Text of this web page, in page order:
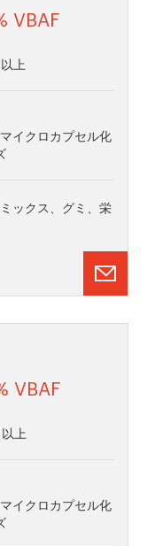
VBAF
上
イクロカプセル化
ックス、グミ、栄
VBAF
上
イクロカプセル化